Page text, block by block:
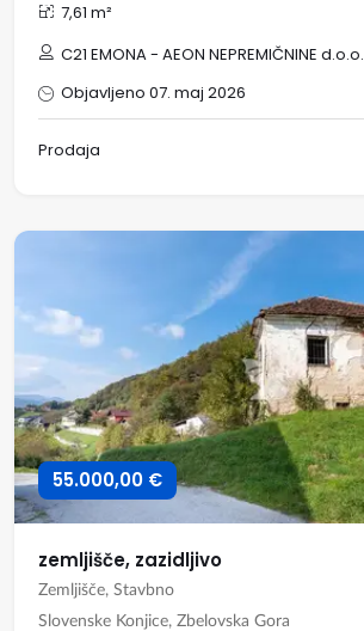
7,61 m²
C21 EMONA - AEON NEPREMIČNINE d.o.o.
Objavljeno 07. maj 2026
Prodaja
55.000,00 €
zemljišče, zazidljivo
Zemljišče, Stavbno
Slovenske Konjice, Zbelovska Gora